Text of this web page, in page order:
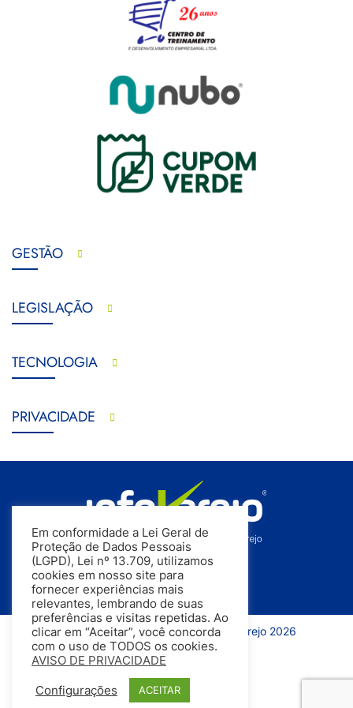
GESTÃO
LEGISLAÇÃO
TECNOLOGIA
PRIVACIDADE
Todos os direitos reservados | InfoVarejo 2026
Em conformidade a Lei Geral de
Proteção de Dados Pessoais
(LGPD), Lei nº 13.709, utilizamos
cookies em nosso site para
fornecer experiências mais
relevantes, lembrando de suas
preferências e visitas repetidas. Ao
clicar em “Aceitar”, você concorda
com o uso de TODOS os cookies.
AVISO DE PRIVACIDADE
Configurações ACEITAR